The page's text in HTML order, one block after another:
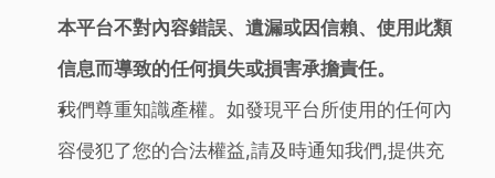
本平台不對內容錯誤、遺漏或因信賴、使用此類
信息而導致的任何損失或損害承擔責任。
我們尊重知識產權。如發現平台所使用的任何內
容侵犯了您的合法權益,請及時通知我們,提供充